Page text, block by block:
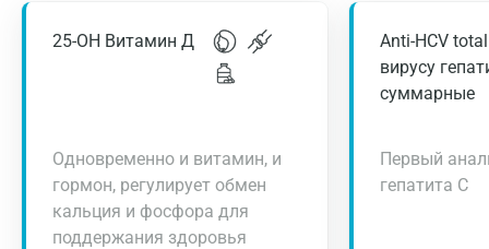
25-ОН Витамин Д
Одновременно и витамин, и
гормон, регулирует обмен
кальция и фосфора для
поддержания здоровья
Anti-HCV
вирусу
суммарные
Первый
гепатита С